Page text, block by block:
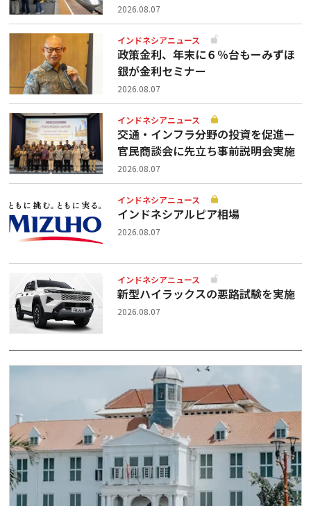
2026.08.07
インドネシアニュース
政策金利、年末に６％台もーみずほ
銀が金利セミナー
2026.08.07
インドネシアニュース
交通・インフラ分野の投資を促進ー
官民商談会に先立ち事前説明会実施
2026.08.07
インドネシアニュース
インドネシアルピア相場
2026.08.07
インドネシアニュース
新型ハイラックスの悪路試験を実施
2026.08.07